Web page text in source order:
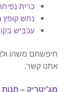
כרית
נחש קופץ
עכביש
חיפשתם משהו
אתנו קשר.
מג'יטריק –